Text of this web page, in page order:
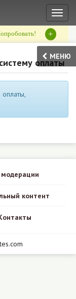
+
МЕНЮ
оплаты
контент